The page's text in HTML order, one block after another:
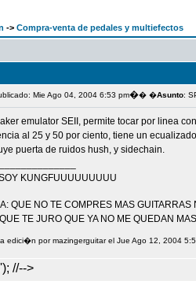
-> Compra-venta de pedales y multiefectos
Mie Ago 04, 2004 6:53 pm�� �Asunto:
emulator SEII, permite tocar por linea
al 25 y 50 por ciento, tiene un
puerta de ruidos hush, y sidechain.
KUNGFUUUUUUUUU
QUE NO TE COMPRES MAS GUITARRAS
TE JURO QUE YA NO ME QUEDAN
edici�n por mazingerguitar el Jue Ago 12, 2004
'); //-->